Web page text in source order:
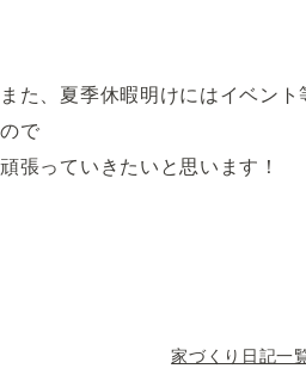
また、夏季休暇明けにはイベン
ので
頑張っていきたいと思います！
家づくり日記一